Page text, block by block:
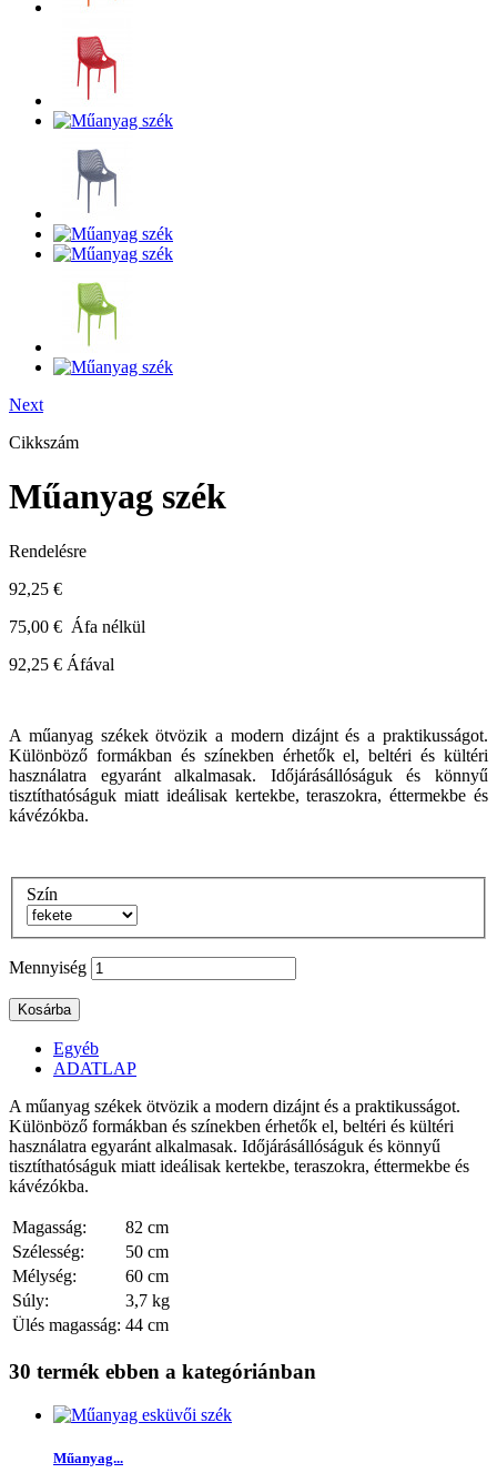
Next
Cikkszám
Műanyag szék
Rendelésre
92,25 €
75,00 € Áfa nélkül
92,25 € Áfával
A műanyag székek ötvözik a modern dizájnt és a praktikusságot.
Különböző formákban és színekben érhetők el, beltéri és kültéri
használatra egyaránt alkalmasak. Időjárásállóságuk és könnyű
tisztíthatóságuk miatt ideálisak kertekbe, teraszokra, éttermekbe és
kávézókba.
Szín
Mennyiség
Kosárba
Egyéb
ADATLAP
A műanyag székek ötvözik a modern dizájnt és a praktikusságot.
Különböző formákban és színekben érhetők el, beltéri és kültéri
használatra egyaránt alkalmasak. Időjárásállóságuk és könnyű
tisztíthatóságuk miatt ideálisak kertekbe, teraszokra, éttermekbe és
kávézókba.
Magasság:
82 cm
Szélesség:
50 cm
Mélység:
60 cm
Súly:
3,7 kg
Ülés magasság: 44 cm
30 termék ebben a kategóriánban
Műanyag...